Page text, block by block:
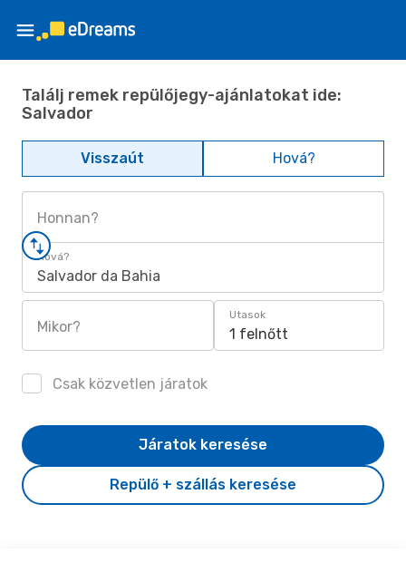
Találj remek repülőjegy-ajánlatokat ide:
Salvador
Visszaút Hová?
Honnan?
Hová?
Salvador da Bahia
Mikor?
Utasok
1 felnőtt
Csak közvetlen járatok
Repülő + szállás keresése
Járatok keresése